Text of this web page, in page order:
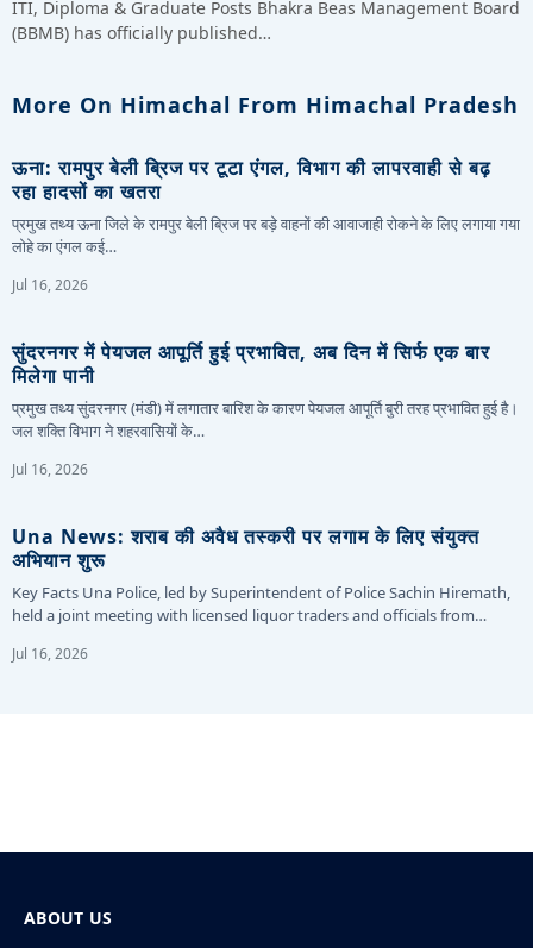
ITI, Diploma & Graduate Posts Bhakra Beas Management Board
(BBMB) has officially published…
More On Himachal From Himachal Pradesh
ऊना: रामपुर बेली ब्रिज पर टूटा एंगल, विभाग की लापरवाही से बढ़
रहा हादसों का खतरा
प्रमुख तथ्य ऊना जिले के रामपुर बेली ब्रिज पर बड़े वाहनों की आवाजाही रोकने के लिए लगाया गया
लोहे का एंगल कई…
Jul 16, 2026
सुंदरनगर में पेयजल आपूर्ति हुई प्रभावित, अब दिन में सिर्फ एक बार
मिलेगा पानी
प्रमुख तथ्य सुंदरनगर (मंडी) में लगातार बारिश के कारण पेयजल आपूर्ति बुरी तरह प्रभावित हुई है।
जल शक्ति विभाग ने शहरवासियों के…
Jul 16, 2026
Una News: शराब की अवैध तस्करी पर लगाम के लिए संयुक्त
अभियान शुरू
Key Facts Una Police, led by Superintendent of Police Sachin Hiremath,
held a joint meeting with licensed liquor traders and officials from…
Jul 16, 2026
ABOUT US